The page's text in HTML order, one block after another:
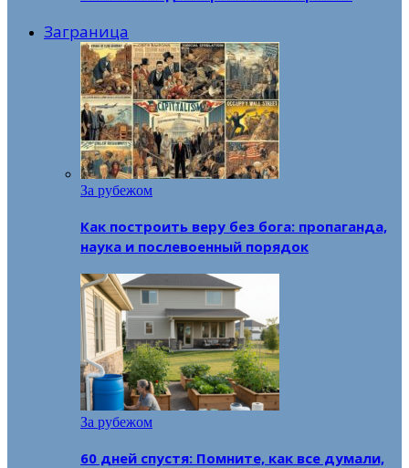
Заграница
За рубежом
Как построить веру без бога: пропаганда,
наука и послевоенный порядок
За рубежом
60 дней спустя: Помните, как все думали,